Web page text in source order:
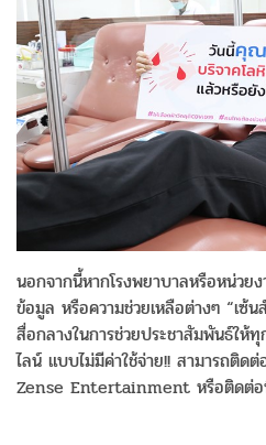
นอกจากนี้หากโรงพยาบาลหรือหน่วย
ข้อมูล หรือความช่วยเหลือต่างๆ “เซ้น
สื่อกลางในการช่วยประชาสัมพันธ์ให้
ไลน์ แบบไม่มีค่าใช้จ่าย!! สามารถติด
Zense Entertainment หรือติดต่อ